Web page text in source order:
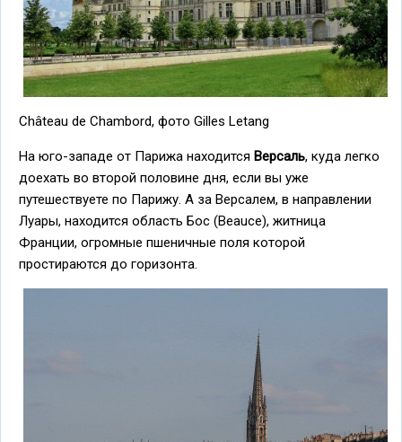
Château de Chambord, фото Gilles Letang
На юго-западе от Парижа находится Версаль, куда легко
доехать во второй половине дня, если вы уже
путешествуете по Парижу. А за Версалем, в направлении
Луары, находится область Бос (Beauce), житница
Франции, огромные пшеничные поля которой
простираются до горизонта.